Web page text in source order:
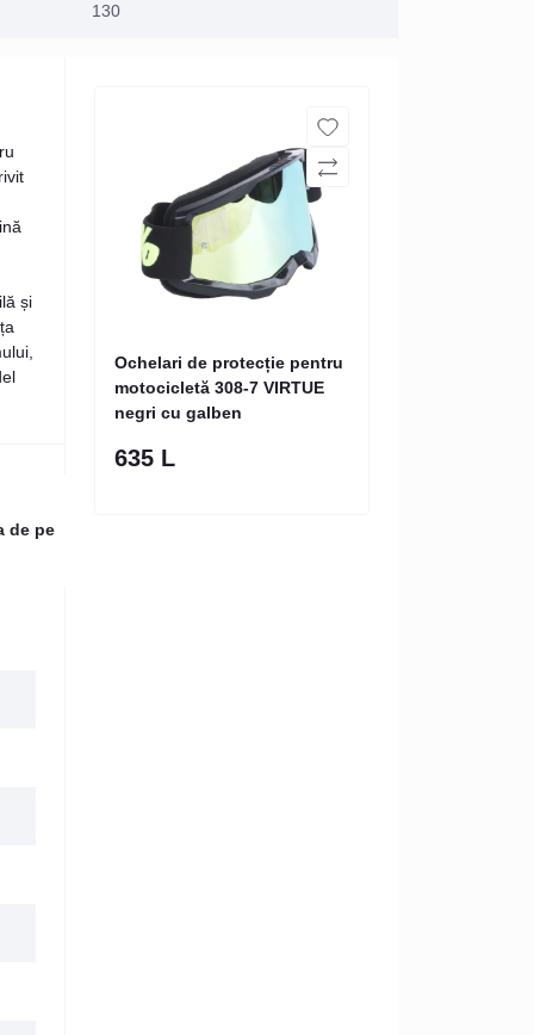
130
și
de pe
Ochelari de protecție pentru
motocicletă 308-7 VIRTUE
negri cu galben
635 L